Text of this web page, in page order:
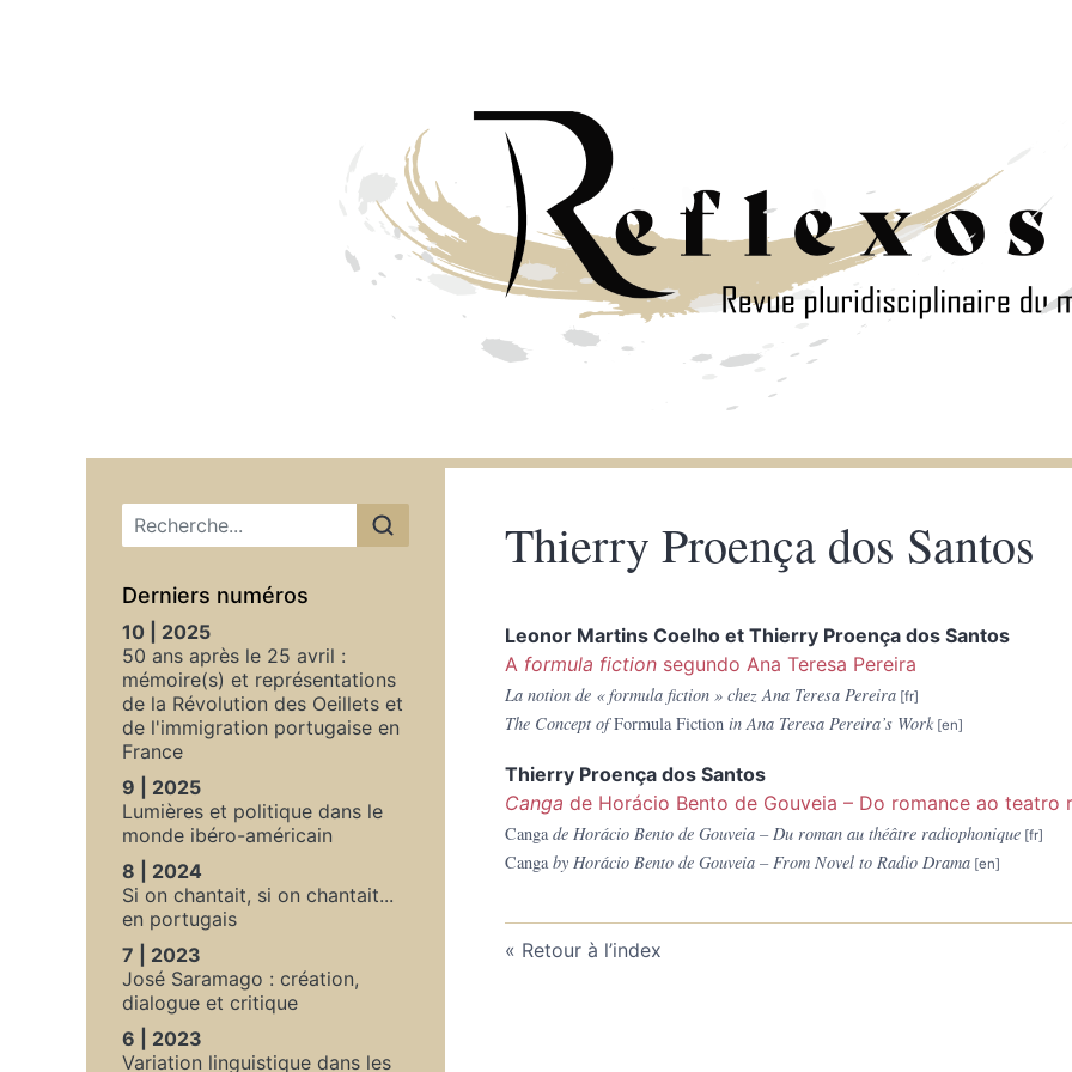
Menu principal
Derniers numéros
10 | 2025
50 ans après le 25 avril :
mémoire(s) et représentations
de la Révolution des Oeillets et
de l'immigration portugaise en
France
9 | 2025
Lumières et politique dans le
monde ibéro-américain
8 | 2024
Si on chantait, si on chantait...
en portugais
7 | 2023
José Saramago : création,
dialogue et critique
6 | 2023
Variation linguistique dans les
Thierry Proença dos Santos
Leonor Martins Coelho et Thierry Proença dos Santos
A formula fiction segundo Ana Teresa Pereira
La notion de « formula fiction » chez Ana Teresa Pereira
The Concept ofFormula Fiction in Ana Teresa Pereira’s Work
Thierry Proença dos Santos
Canga de Horácio Bento de Gouveia – Do romance ao teatro
Cangade Horácio Bento de Gouveia – Du roman au théâtre radiophonique
Cangaby Horácio Bento de Gouveia – From Novel to Radio Drama
Retour à l’index